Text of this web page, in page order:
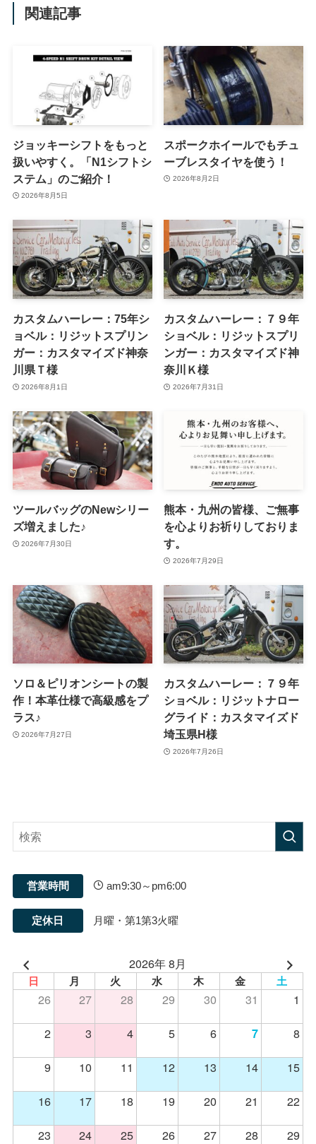
関連記事
ジョッキーシフトをもっと
扱いやすく。「N1シフトシ
ステム」のご紹介！
2026年8月5日
スポークホイールでもチュ
ーブレスタイヤを使う！
2026年8月2日
カスタムハーレー：75年シ
ョベル：リジットスプリン
ガー：カスタマイズド神奈
川県Ｔ様
2026年8月1日
カスタムハーレー：７９年
ショベル：リジットスプリ
ンガー：カスタマイズド神
奈川Ｋ様
2026年7月31日
ツールバッグのNewシリー
ズ増えました♪
2026年7月30日
熊本・九州の皆様、ご無事
を心よりお祈りしておりま
す。
2026年7月29日
ソロ＆ピリオンシートの製
作！本革仕様で高級感をプ
ラス♪
2026年7月27日
カスタムハーレー：７９年
ショベル：リジットナロー
グライド：カスタマイズド
埼玉県H様
2026年7月26日
営業時間 am9:30～pm6:00
定休日 月曜・第1第3火曜
2026年 8月
日 月 火 水 木 金 土
26 27 28 29 30 31
1
2
3 4 5 6 7
8
9
10 11 12 13 14
15
16
17 18 19 20 21
22
23
24 25 26 27 28
29